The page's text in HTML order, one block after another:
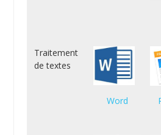
Traitement
de textes
Word